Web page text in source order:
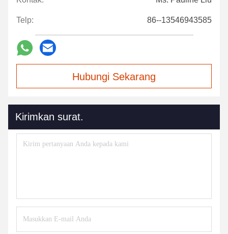
Telp: 86--13546943585
Hubungi Sekarang
Kirimkan surat.